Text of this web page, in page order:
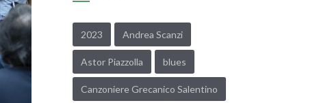
2023 Andrea Scanzi
Astor Piazzolla blues
Canzoniere Grecanico Salentino